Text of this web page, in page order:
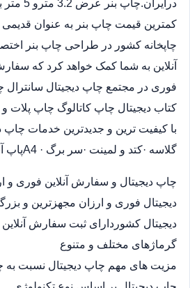
کمترین قیمت چاپ بنر به عنوان قدیمی
چاپخانه کشور در طراحی چاپ بنر
آنلاین به شما کمک خواهد کرد که
فوری در مجتمع چاپ دیجیتال
کتاب دیجیتال چاپ کاتالوگ چاپ پلات و
با کیفیت ترین و جدیدترین خدمات چاپ
گلاسه ·‎کتد و لمینت ·‎سر برگ A4 ·‎پاپ آپ 3*4
چاپ دیجیتال و سفارش آنلاین فوری
دیجیتال فوری و ارزان مجهزترین و
دیجیتال کشوردارای ثبت سفارش آنلاین
گرماژهای مختلف و متنوع
مزیت های مهم چاپ دیجیتال نسبت به